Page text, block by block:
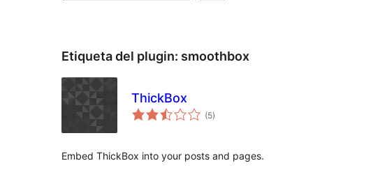
Etiqueta del plugin: smoothbox
ThickBox
(5total
de
)
Embed ThickBox into your posts and pages.